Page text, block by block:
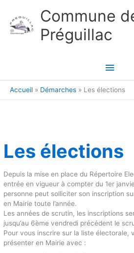
Commune
Préguillac
Menu
Accueil Démarches Les élections
Les élections
Depuis la mise en place du Répertoire
entrée en vigueur à compter du 1er
personne peut solliciter son inscription
en Mairie toute l’année.
Les années de scrutin, les inscriptions
jusqu’au 6ème vendredi précédent le
Pour vous inscrire sur la liste électorale,
présenter en Mairie avec :